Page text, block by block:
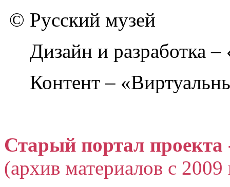
© Русский музей
Дизайн и разработка
Контент –
Старый портал
(архив материалов с